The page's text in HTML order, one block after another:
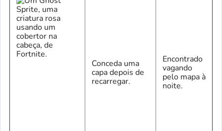
Conceda uma
capa depois de
recarregar.
Encontrado
vagando
pelo mapa à
noite.